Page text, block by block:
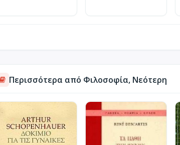
Περισσότερα από Φιλοσοφία, Νεότερη